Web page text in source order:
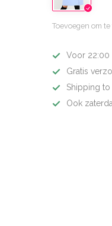
Toevoegen om
Voor 22:00
Gratis
Shipping
Ook